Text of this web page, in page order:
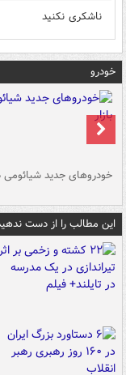
ناشکری نکنید
خودرو
خودروهای جدید شیائومی
این مطالب را از دست